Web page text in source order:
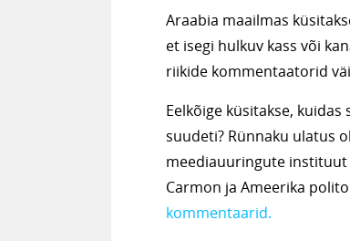
Araabia maailmas
et isegi hulkuv kass või
riikide kommentaatorid
Eelkõige küsitakse,
suudeti? Rünnaku ulatus
meediauuringute instituut
Carmon ja Ameerika
kommentaarid.